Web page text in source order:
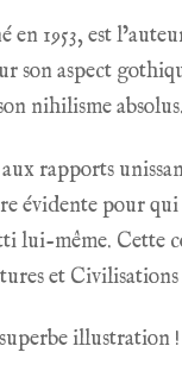
en 1953, est
son aspect
nihilisme absolus.
aux rapports
évidente pour qui
lui-même. Cette
et
illustration !